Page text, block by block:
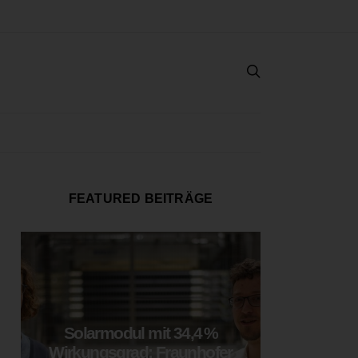
FEATURED BEITRÄGE
Solarmodul mit 34,4 %
Wirkungsgrad: Fraunhofer